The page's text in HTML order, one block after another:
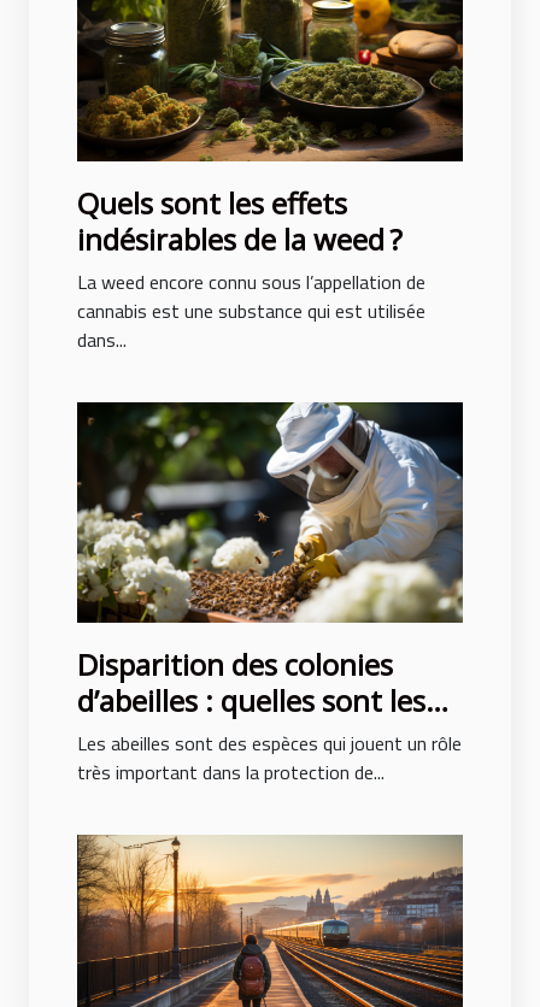
Quels sont les effets
indésirables de la weed ?
La weed encore connu sous l’appellation de
cannabis est une substance qui est utilisée
dans...
Disparition des colonies
d’abeilles : quelles sont les
causes ?
Les abeilles sont des espèces qui jouent un rôle
très important dans la protection de...